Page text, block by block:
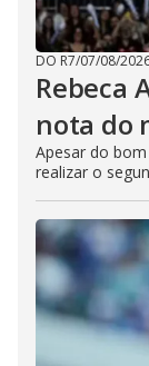
DO R7/07/08/
Rebeca
nota do
Apesar do
realizar o